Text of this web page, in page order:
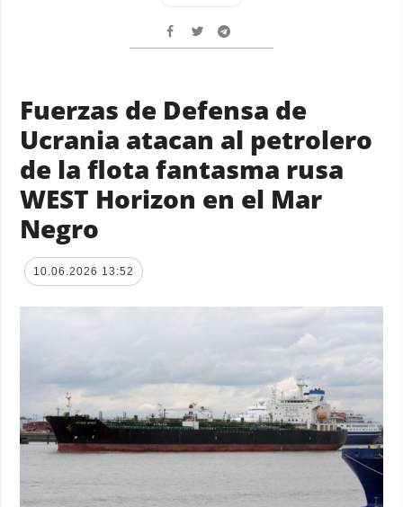
Fuerzas de Defensa de
Ucrania atacan al petrolero
de la flota fantasma rusa
WEST Horizon en el Mar
Negro
10.06.2026 13:52